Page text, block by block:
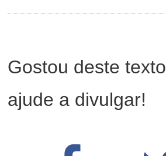
Gostou deste
ajude a divulgar!